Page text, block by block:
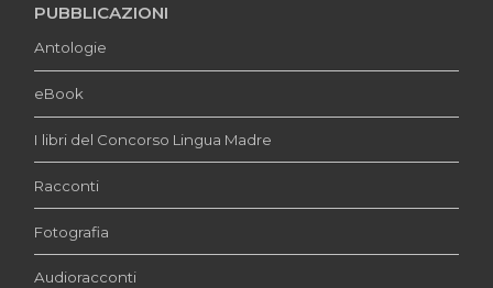
PUBBLICAZIONI
Antologie
eBook
I libri del Concorso Lingua Madre
Racconti
Fotografia
Audioracconti